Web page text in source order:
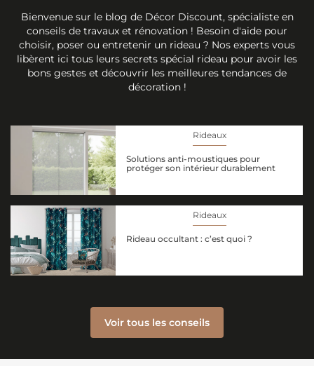
Bienvenue sur le blog de Décor Discount, spécialiste en
conseils de travaux et rénovation ! Besoin d'aide pour
choisir, poser ou entretenir un rideau ? Nos experts vous
libèrent ici tous leurs secrets spécial rideau pour avoir les
bons gestes et découvrir les meilleures tendances de
décoration !
Rideaux
Solutions anti-moustiques pour
protéger son intérieur durablement
Rideaux
Rideau occultant : c’est quoi ?
Voir tous les conseils